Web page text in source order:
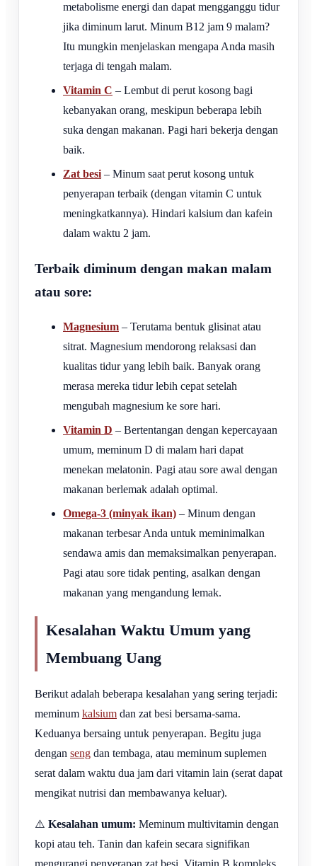
metabolisme energi dan dapat mengganggu tidur
jika diminum larut. Minum B12 jam 9 malam?
Itu mungkin menjelaskan mengapa Anda masih
terjaga di tengah malam.
Vitamin C – Lembut di perut kosong bagi
kebanyakan orang, meskipun beberapa lebih
suka dengan makanan. Pagi hari bekerja dengan
baik.
Zat besi – Minum saat perut kosong untuk
penyerapan terbaik (dengan vitamin C untuk
meningkatkannya). Hindari kalsium dan kafein
dalam waktu 2 jam.
Terbaik diminum dengan makan malam
atau sore:
Magnesium – Terutama bentuk glisinat atau
sitrat. Magnesium mendorong relaksasi dan
kualitas tidur yang lebih baik. Banyak orang
merasa mereka tidur lebih cepat setelah
mengubah magnesium ke sore hari.
Vitamin D – Bertentangan dengan kepercayaan
umum, meminum D di malam hari dapat
menekan melatonin. Pagi atau sore awal dengan
makanan berlemak adalah optimal.
Omega-3 (minyak ikan) – Minum dengan
makanan terbesar Anda untuk meminimalkan
sendawa amis dan memaksimalkan penyerapan.
Pagi atau sore tidak penting, asalkan dengan
makanan yang mengandung lemak.
Kesalahan Waktu Umum yang
Membuang Uang
Berikut adalah beberapa kesalahan yang sering terjadi:
meminum kalsium dan zat besi bersama-sama.
Keduanya bersaing untuk penyerapan. Begitu juga
dengan seng dan tembaga, atau meminum suplemen
serat dalam waktu dua jam dari vitamin lain (serat dapat
mengikat nutrisi dan membawanya keluar).
⚠️ Kesalahan umum: Meminum multivitamin dengan
kopi atau teh. Tanin dan kafein secara signifikan
mengurangi penyerapan zat besi, Vitamin B kompleks,